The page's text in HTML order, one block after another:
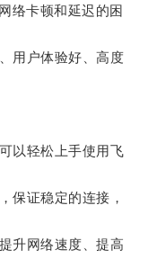
络卡顿和延迟的困
用户体验好、高度
以轻松上手使用飞
证稳定的连接，
升网络速度、提高